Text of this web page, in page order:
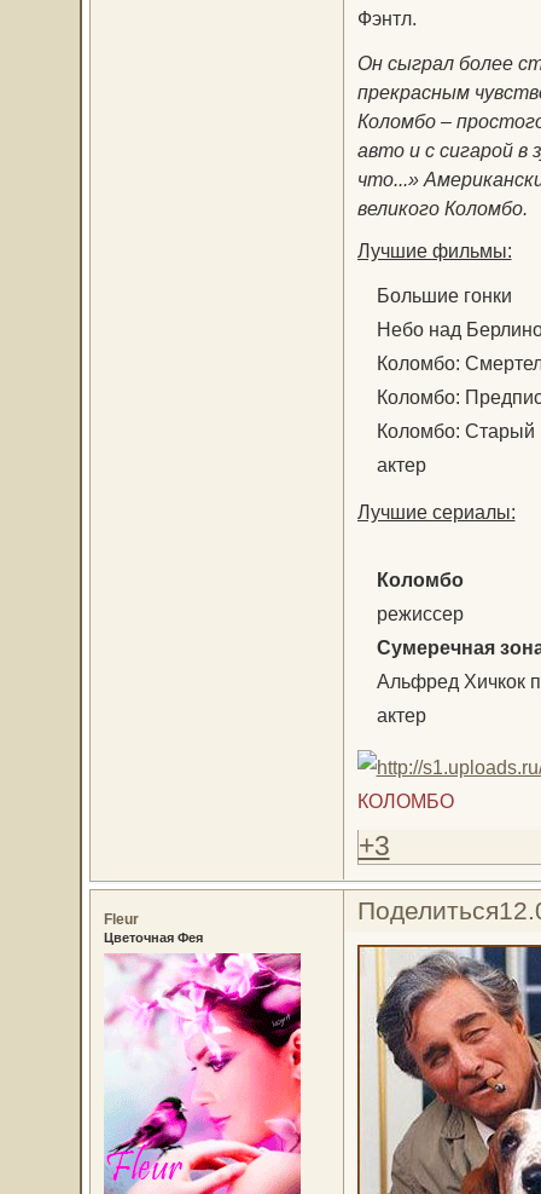
Фэнтл.
Он сыграл более
прекрасным
Коломбо –
авто и с сигарой в
что...»
великого Коломбо.
Лучшие фильмы:
Большие гонки
Небо над
Коломбо:
Коломбо:
Коломбо: Старый
актер
Лучшие сериалы:
Коломбо
режиссер
Сумеречная
Альфред Хичкок
актер
КОЛОМБО
+3
Поделиться
Fleur
Цветочная Фея